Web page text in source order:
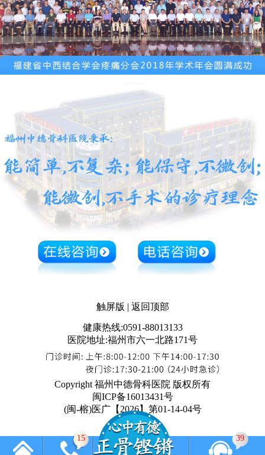
触屏版 | 返回顶部
健康热线:0591-88013133
医院地址:福州市六一北路171号
Copyright 福州中德骨科医院 版权所有
闽ICP备16013431号
(闽-榕)医广【2026】第01-14-04号
15 39